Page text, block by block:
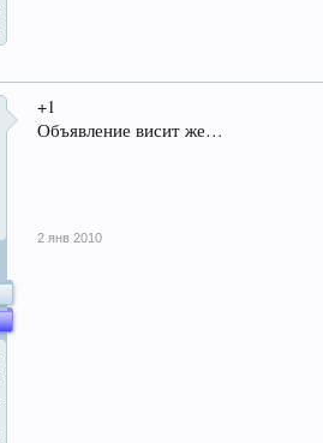
+1
Объявление висит же…
2 янв 2010